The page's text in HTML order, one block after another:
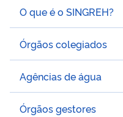
O que é o SINGREH?
Órgãos colegiados
Agências de água
Órgãos gestores